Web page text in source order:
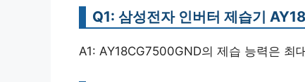
Q1: 삼성전자 인버터 제습기
A1: AY18CG7500GND의 제습 능력은 최